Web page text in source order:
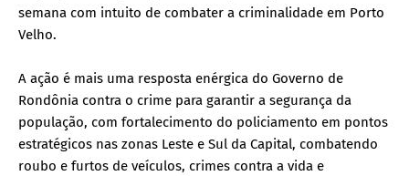
semana com intuito de combater a criminalidade em Porto
Velho.
A ação é mais uma resposta enérgica do Governo de
Rondônia contra o crime para garantir a segurança da
população, com fortalecimento do policiamento em pontos
estratégicos nas zonas Leste e Sul da Capital, combatendo
roubo e furtos de veículos, crimes contra a vida e